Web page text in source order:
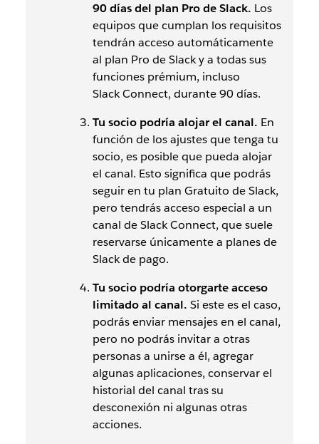
90 días del plan Pro de Slack. Los
equipos que cumplan los requisitos
tendrán acceso automáticamente
al plan Pro de Slack y a todas sus
funciones prémium, incluso
Slack Connect, durante 90 días.
Tu socio podría alojar el canal. En
función de los ajustes que tenga tu
socio, es posible que pueda alojar
el canal. Esto significa que podrás
seguir en tu plan Gratuito de Slack,
pero tendrás acceso especial a un
canal de Slack Connect, que suele
reservarse únicamente a planes de
Slack de pago.
Tu socio podría otorgarte acceso
limitado al canal. Si este es el caso,
podrás enviar mensajes en el canal,
pero no podrás invitar a otras
personas a unirse a él, agregar
algunas aplicaciones, conservar el
historial del canal tras su
desconexión ni algunas otras
acciones.